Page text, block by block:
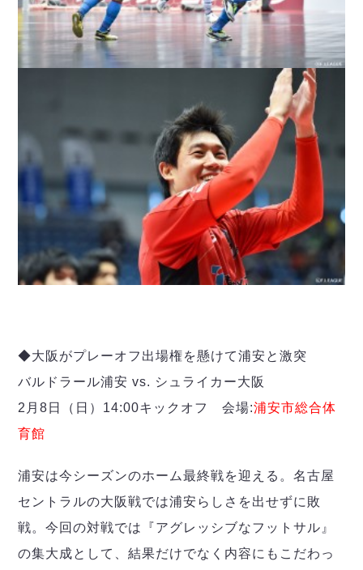
◆大阪がプレーオフ出場権を懸けて浦安と激突
バルドラール浦安 vs. シュライカー大阪
2月8日（日）14:00キックオフ 会場:浦安市総合体
育館
浦安は今シーズンのホーム最終戦を迎える。名古屋
セントラルの大阪戦では浦安らしさを出せずに敗
戦。今回の対戦では『アグレッシブなフットサル』
の集大成として、結果だけでなく内容にもこだわっ